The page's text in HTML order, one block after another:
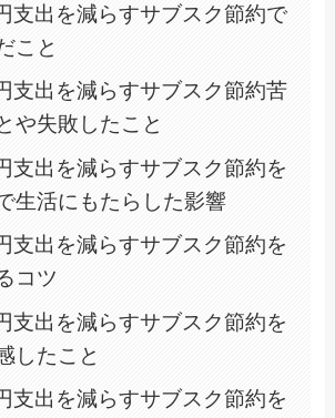
支出を減らすサブスク節約で
こと
支出を減らすサブスク節約苦
や失敗したこと
支出を減らすサブスク節約を
生活にもたらした影響
支出を減らすサブスク節約を
コツ
支出を減らすサブスク節約を
したこと
支出を減らすサブスク節約を